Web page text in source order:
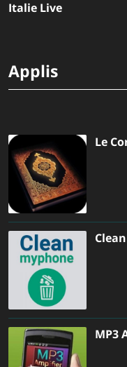
Italie Live
Applis
Le
MP3